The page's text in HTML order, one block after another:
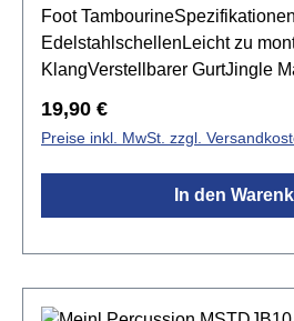
Foot
EdelstahlschellenLeicht zu
KlangVerstellbarer GurtJingle
Regulärer Preis:
19,90 €
Preise inkl. MwSt. zzgl.
In den